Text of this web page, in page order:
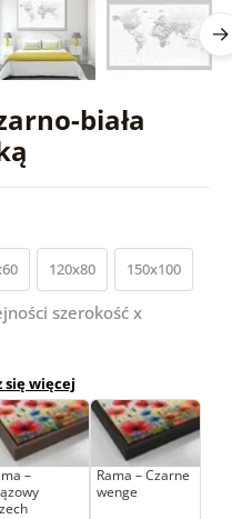
biała
120x80 150x100
szerokość x
się więcej
–
Rama – Czarne
wenge